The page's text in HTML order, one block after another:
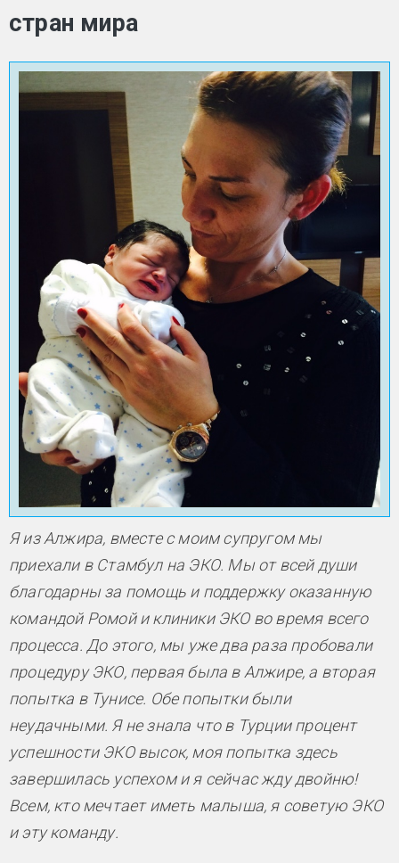
стран мира
Я из Алжира, вместе с моим супругом мы
приехали в Стамбул на ЭКО. Мы от всей души
благодарны за помощь и поддержку оказанную
командой Ромой и клиники ЭКО во время всего
процесса. До этого, мы уже два раза пробовали
процедуру ЭКО, первая была в Алжире, а вторая
попытка в Тунисе. Обе попытки были
неудачными. Я не знала что в Турции процент
успешности ЭКО высок, моя попытка здесь
завершилась успехом и я сейчас жду двойню!
Всем, кто мечтает иметь малыша, я советую ЭКО
и эту команду.